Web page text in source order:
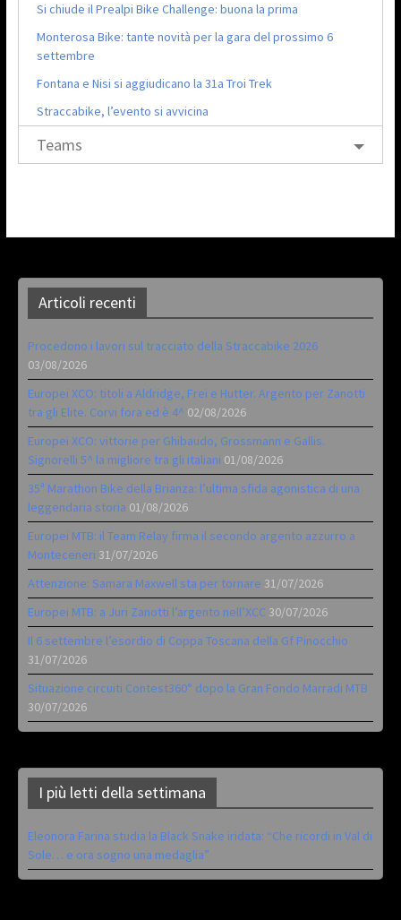
Si chiude il Prealpi Bike Challenge: buona la prima
Monterosa Bike: tante novità per la gara del prossimo 6
settembre
Fontana e Nisi si aggiudicano la 31a Troi Trek
Straccabike, l’evento si avvicina
Teams
Articoli recenti
Procedono i lavori sul tracciato della Straccabike 2026
03/08/2026
Europei XCO: titoli a Aldridge, Frei e Hutter. Argento per Zanotti
tra gli Elite. Corvi fora ed è 4^ 02/08/2026
Europei XCO: vittorie per Ghibaudo, Grossmann e Gallis.
Signorelli 5^ la migliore tra gli italiani 01/08/2026
35ª Marathon Bike della Brianza: l’ultima sfida agonistica di una
leggendaria storia 01/08/2026
Europei MTB: il Team Relay firma il secondo argento azzurro a
Monteceneri 31/07/2026
Attenzione: Samara Maxwell sta per tornare 31/07/2026
Europei MTB: a Juri Zanotti l’argento nell’XCC 30/07/2026
Il 6 settembre l’esordio di Coppa Toscana della Gf Pinocchio
31/07/2026
Situazione circuiti Contest360° dopo la Gran Fondo Marradi MTB
30/07/2026
I più letti della settimana
Eleonora Farina studia la Black Snake iridata: “Che ricordi in Val di
Sole… e ora sogno una medaglia”